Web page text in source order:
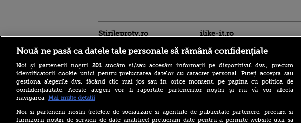
Stirileprotv.ro
pașapoarte din lume în
2026. Pe ce loc se află
ilike-it.ro
Nouă ne pasă ca datele tale personale să rămână confidențiale
Noi și partenerii noștri 201stocăm și/sau accesăm informații pe dispozitivul dvs., precum
identificatorii cookie unici pentru prelucrarea datelor cu caracter personal. Puteți accepta sau
gestiona alegerile dvs. făcând clic mai jos sau în orice moment, pe pagina cu politica de
confidențialitate. Aceste alegeri vor fi raportate partenerilor noștri și nu vă vor afecta
navigarea. Mai multe detalii
Noi si partenerii nostri (retelele de socializare si agentiile de publicitate partenere, precum si
furnizorii nostri de servicii de date analitice) prelucram date pentru a permite website-ului sa